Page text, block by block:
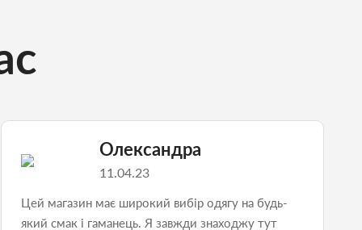
Олександра
11.04.23
Цей магазин має широкий вибір одягу на будь-
який смак і гаманець. Я завжди знаходжу тут